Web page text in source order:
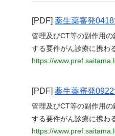
[PDF] 薬生薬審発
管理及びCT等の副作用
する要件がん診療に携わ
https://
[PDF] 薬生薬審発
管理及びCT等の副作用
する要件がん診療に携わ
https://